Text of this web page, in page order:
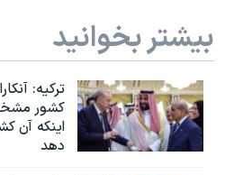
بیشتر بخوانید
ترکیه:
کشور
اینکه آن
دهد